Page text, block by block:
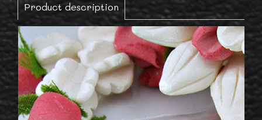
Product description